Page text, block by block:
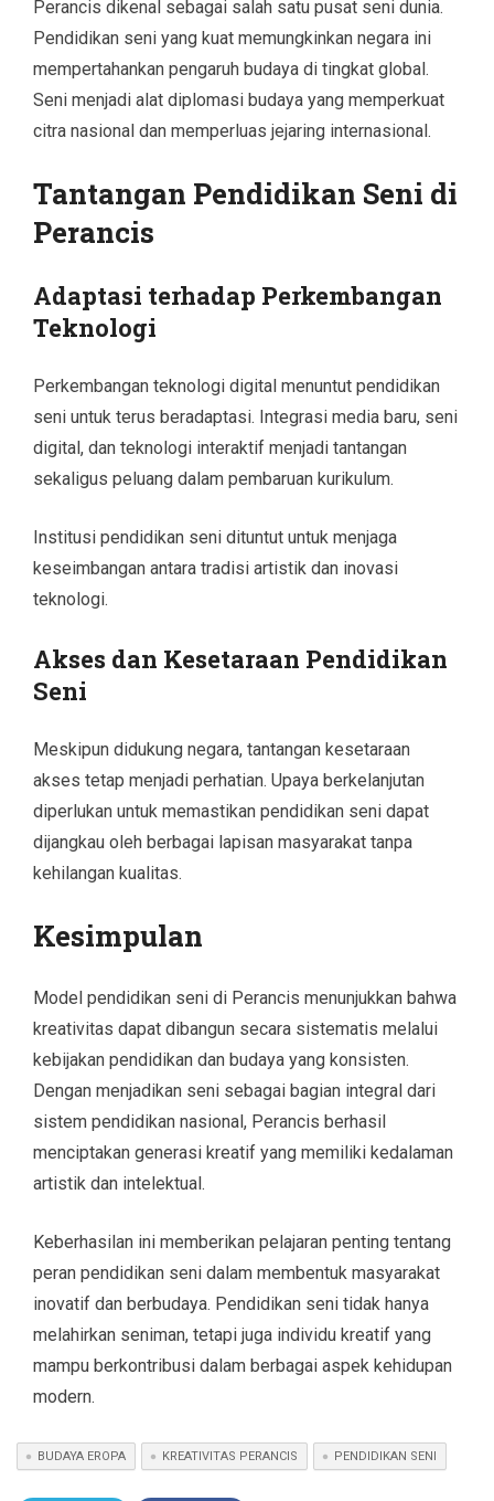
Perancis dikenal sebagai salah satu pusat seni dunia.
Pendidikan seni yang kuat memungkinkan negara ini
mempertahankan pengaruh budaya di tingkat global.
Seni menjadi alat diplomasi budaya yang memperkuat
citra nasional dan memperluas jejaring internasional.
Tantangan Pendidikan Seni di
Perancis
Adaptasi terhadap Perkembangan
Teknologi
Perkembangan teknologi digital menuntut pendidikan
seni untuk terus beradaptasi. Integrasi media baru, seni
digital, dan teknologi interaktif menjadi tantangan
sekaligus peluang dalam pembaruan kurikulum.
Institusi pendidikan seni dituntut untuk menjaga
keseimbangan antara tradisi artistik dan inovasi
teknologi.
Akses dan Kesetaraan Pendidikan
Seni
Meskipun didukung negara, tantangan kesetaraan
akses tetap menjadi perhatian. Upaya berkelanjutan
diperlukan untuk memastikan pendidikan seni dapat
dijangkau oleh berbagai lapisan masyarakat tanpa
kehilangan kualitas.
Kesimpulan
Model pendidikan seni di Perancis menunjukkan bahwa
kreativitas dapat dibangun secara sistematis melalui
kebijakan pendidikan dan budaya yang konsisten.
Dengan menjadikan seni sebagai bagian integral dari
sistem pendidikan nasional, Perancis berhasil
menciptakan generasi kreatif yang memiliki kedalaman
artistik dan intelektual.
Keberhasilan ini memberikan pelajaran penting tentang
peran pendidikan seni dalam membentuk masyarakat
inovatif dan berbudaya. Pendidikan seni tidak hanya
melahirkan seniman, tetapi juga individu kreatif yang
mampu berkontribusi dalam berbagai aspek kehidupan
modern.
BUDAYA EROPA KREATIVITAS PERANCIS PENDIDIKAN SENI